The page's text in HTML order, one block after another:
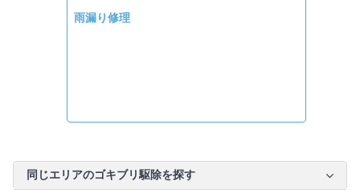
雨漏り修理
同じエリアのゴキブリ駆除を探す